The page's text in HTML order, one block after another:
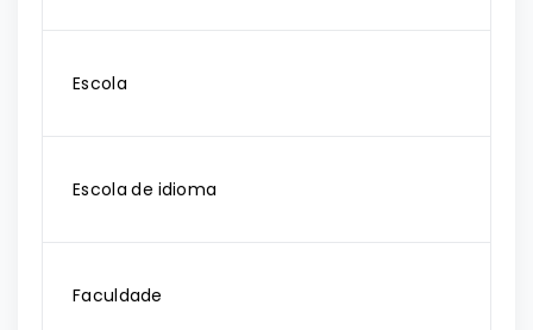
Escola
Escola de idioma
Faculdade